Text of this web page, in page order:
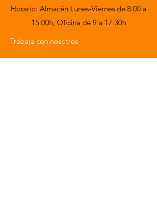
Horario: Almacén Lunes-Viernes de 8:00 a
15:00h, Oficina de 9 a 17:30h
Trabaja con nosotros